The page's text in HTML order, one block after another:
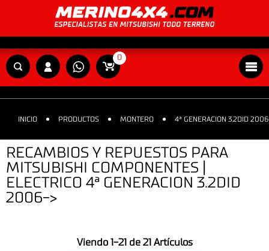
0
INICIO PRODUCTOS MONTERO 4ª GENERACION 3.2DID
RECAMBIOS Y REPUESTOS PARA
MITSUBISHI COMPONENTES |
ELECTRICO 4ª GENERACION 3.2DID
2006->
Viendo 1-21 de 21 Artículos